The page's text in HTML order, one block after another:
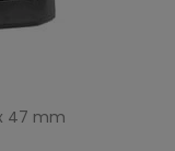
47 mm